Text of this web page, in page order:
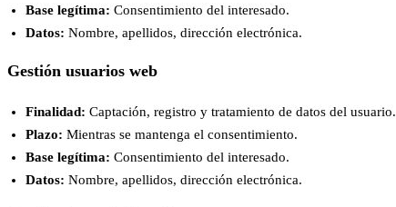
Base legítima: Consentimiento del interesado.
Datos: Nombre, apellidos, dirección electrónica.
Gestión usuarios web
Finalidad: Captación, registro y tratamiento de datos del usuario.
Plazo: Mientras se mantenga el consentimiento.
Base legítima: Consentimiento del interesado.
Datos: Nombre, apellidos, dirección electrónica.